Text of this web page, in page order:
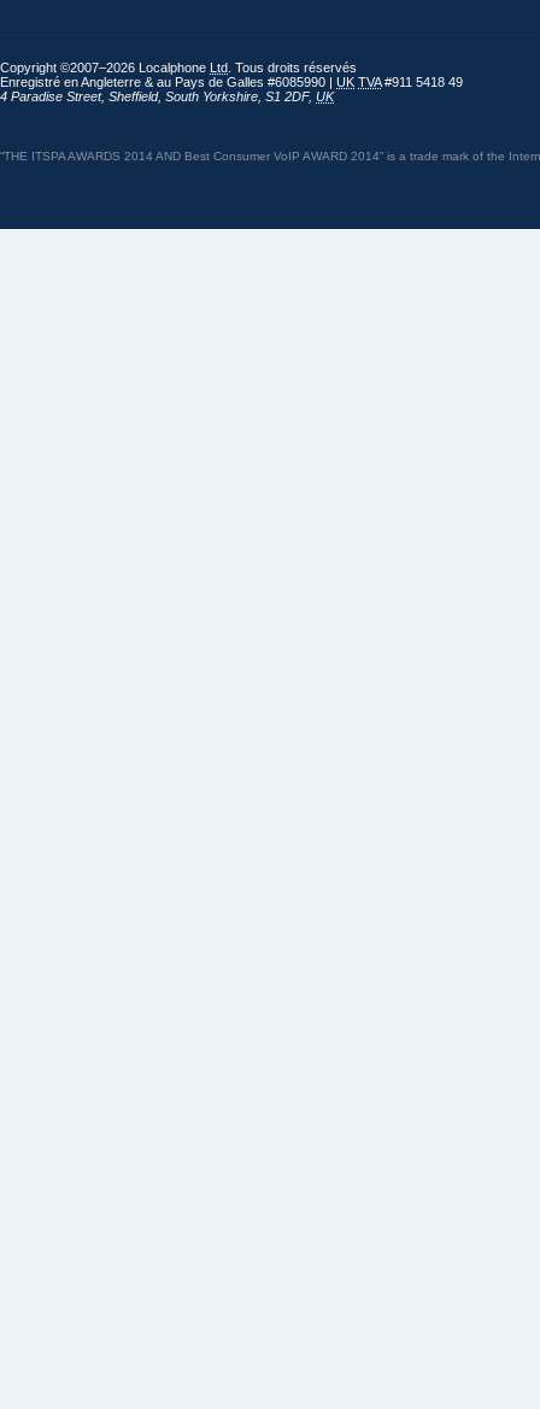
Copyright ©2007–2026 Localphone Ltd . Tous droits réservés
Enregistré en Angleterre & au Pays de Galles #6085990 | UK TVA#911 5418 49
4 Paradise Street, Sheffield, South Yorkshire S1 2DF, UK
“THE ITSPA AWARDS 2014 AND Best Consumer VoIP AWARD 2014” is a trade mark of the